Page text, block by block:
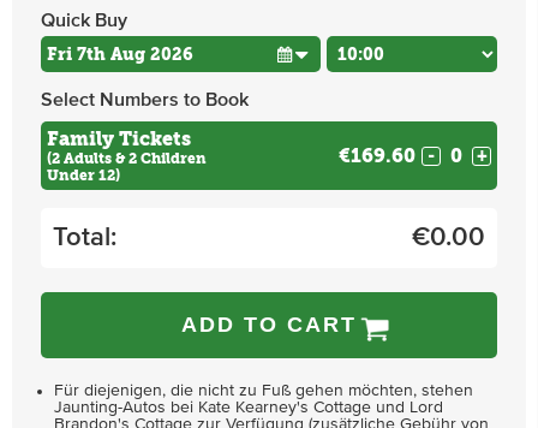
Quick Buy
Select Numbers to Book
Family Tickets
(2 Adults & 2 Children
Under 12)
€169.60 - +
Total: €0.00
ADD TO CART
Für diejenigen, die nicht zu Fuß gehen möchten, stehen
Jaunting-Autos bei Kate Kearney's Cottage und Lord
Brandon's Cottage zur Verfügung (zusätzliche Gebühr von